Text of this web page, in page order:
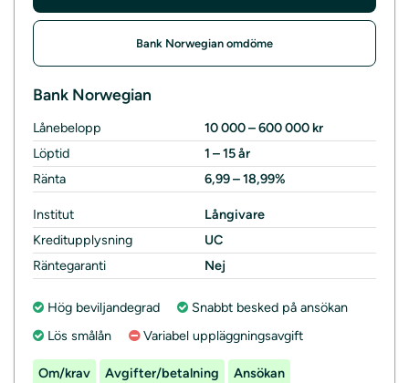
Bank Norwegian omdöme
Bank Norwegian
Lånebelopp
10 000 – 600 000 kr
Löptid
1 – 15 år
Ränta
6,99 – 18,99%
Institut
Långivare
Kreditupplysning
UC
Räntegaranti
Nej
Hög beviljandegrad
Snabbt besked på ansökan
Lös smålån
Variabel uppläggningsavgift
Om/krav Avgifter/betalning Ansökan